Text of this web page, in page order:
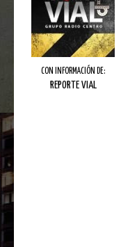
CON INFORMACIÓN DE:
REPORTE VIAL